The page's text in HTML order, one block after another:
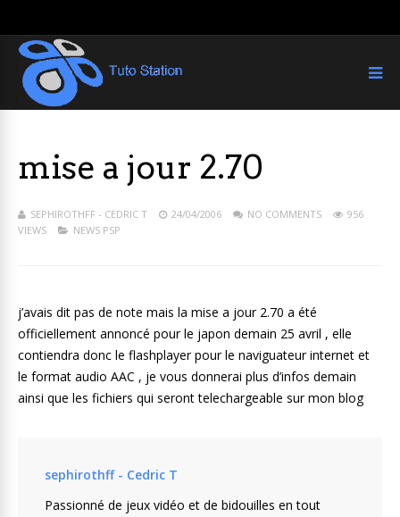
mise a jour 2.70
SEPHIROTHFF - CEDRIC T 24/04/2006 NO COMMENTS
956
VIEWS
NEWS PSP
j’avais dit pas de note mais la mise a jour 2.70 a été
officiellement annoncé pour le japon demain 25 avril , elle
contiendra donc le flashplayer pour le naviguateur internet et
le format audio AAC , je vous donnerai plus d’infos demain
ainsi que les fichiers qui seront telechargeable sur mon blog
sephirothff - Cedric T
Passionné de jeux vidéo et de bidouilles en tout